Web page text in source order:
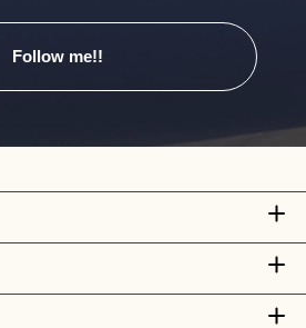
Follow me!!